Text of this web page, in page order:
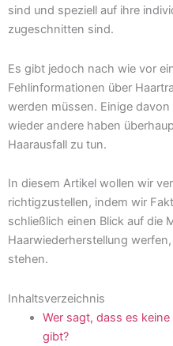
sind und speziell auf ihre
zugeschnitten sind.
Es gibt jedoch nach wie vor
Fehlinformationen über
werden müssen. Einige
wieder andere haben
Haarausfall zu tun.
In diesem Artikel wollen wir
richtigzustellen, indem wir
schließlich einen Blick auf die
Haarwiederherstellung
stehen.
Inhaltsverzeichnis
Wer sagt, dass es
gibt?